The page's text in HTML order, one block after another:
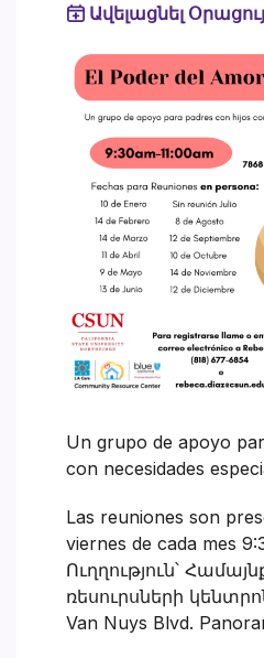
Ավելացնել
Un grupo de apoyo
con necesidades
Las reuniones son
viernes de cada mes
Ուղղություն՝
ռեսուրսների
Van Nuys Blvd.